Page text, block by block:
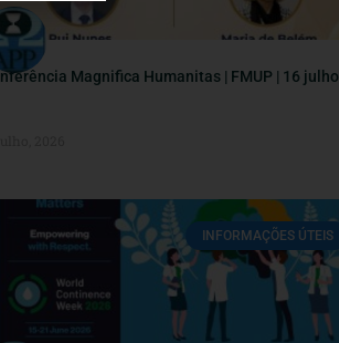
Magnifica Humanitas | FMUP | 16 julho
INFORMAÇÕES ÚTEIS